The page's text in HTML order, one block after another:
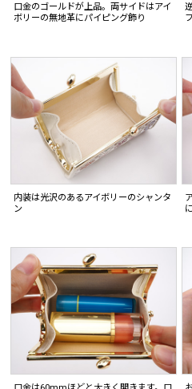
口金のゴールドが上品。両サイドはアイ
ボリーの無地革にパイピング飾り
内装は光沢のあるアイボリーのシャンタ
ン